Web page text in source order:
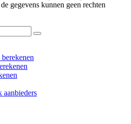
gegevens kunnen geen rechten
aanbieders